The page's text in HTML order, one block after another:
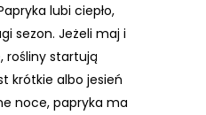
lubi ciepło,
sezon. Jeżeli maj i
rośliny startują
krótkie albo jesień
noce, papryka ma